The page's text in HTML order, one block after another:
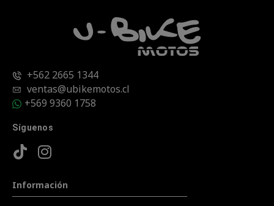
+562 2665 1344
ventas@ubikemotos.cl
+569 9360 1758
Síguenos
Información